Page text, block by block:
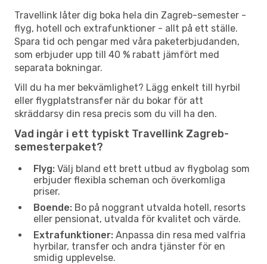
Travellink låter dig boka hela din Zagreb-semester -
flyg, hotell och extrafunktioner - allt på ett ställe.
Spara tid och pengar med våra paketerbjudanden,
som erbjuder upp till 40 % rabatt jämfört med
separata bokningar.
Vill du ha mer bekvämlighet? Lägg enkelt till hyrbil
eller flygplatstransfer när du bokar för att
skräddarsy din resa precis som du vill ha den.
Vad ingår i ett typiskt Travellink Zagreb-
semesterpaket?
Flyg: Välj bland ett brett utbud av flygbolag som
erbjuder flexibla scheman och överkomliga
priser.
Boende: Bo på noggrant utvalda hotell, resorts
eller pensionat, utvalda för kvalitet och värde.
Extrafunktioner: Anpassa din resa med valfria
hyrbilar, transfer och andra tjänster för en
smidig upplevelse.